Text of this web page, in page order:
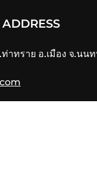
ADDRESS
าทราย อ.เมือง จ.นน